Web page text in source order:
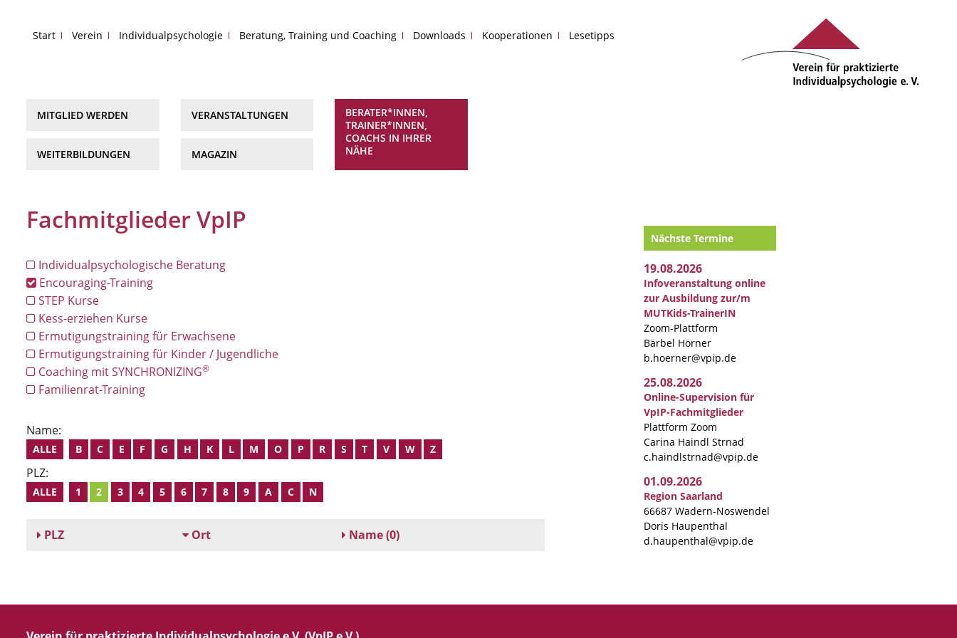
Start Verein Individualpsychologie Beratung, Training und Coaching Downloads Kooperationen Lesetipps
MITGLIED WERDEN
WEITERBILDUNGEN
VERANSTALTUNGEN
MAGAZIN
BERATER*INNEN,
TRAINER*INNEN,
COACHS IN IHRER
NÄHE
Fachmitglieder VpIP
Individualpsychologische Beratung
Encouraging-Training
STEP Kurse
Kess-erziehen Kurse
Ermutigungstraining für Erwachsene
Ermutigungstraining für Kinder / Jugendliche
Coaching mit SYNCHRONIZING®
Familienrat-Training
Name:
ALLE B C E F G H K L M O P R S T V W Z
PLZ:
ALLE 1 2 3 4 5 6 7 8 9 A C N
PLZ Ort Name(0)
Nächste Termine
19.08.2026
Infoveranstaltung online
zur Ausbildung zur/m
MUTKids-TrainerIN
Zoom-Plattform
Bärbel Hörner
b.hoerner@vpip.de
25.08.2026
Online-Supervision für
VpIP-Fachmitglieder
Plattform Zoom
Carina Haindl Strnad
c.haindlstrnad@vpip.de
01.09.2026
Region Saarland
66687 Wadern-Noswendel
Doris Haupenthal
d.haupenthal@vpip.de